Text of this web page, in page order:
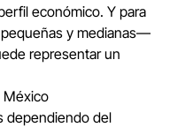
económico. Y para
y medianas—
representar un
México
dependiendo del